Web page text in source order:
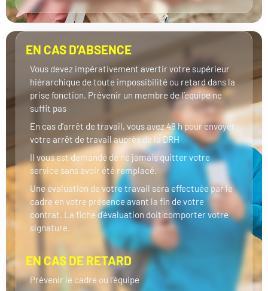
EN CAS D’ABSENCE
Vous devez impérativement avertir votre supérieur
hiérarchique de toute impossibilité ou retard dans la
prise fonction. Prévenir un membre de l’équipe ne
suffit pas
En cas d’arrêt de travail, vous avez 48 h pour envoyer
votre arrêt de travail auprès de la DRH
Il vous est demandé de ne jamais quitter votre
service sans avoir été remplacé.
Une évaluation de votre travail sera effectuée par le
cadre en votre présence avant la fin de votre
contrat. La fiche d’évaluation doit comporter votre
signature.
EN CAS DE RETARD
Prévenir le cadre ou l’équipe